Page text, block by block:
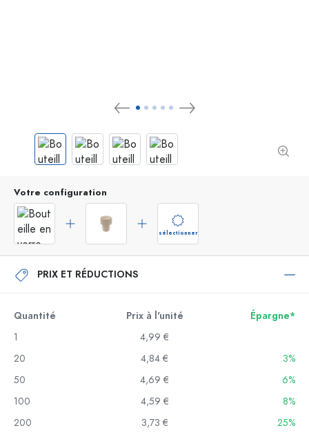
Votre configuration
sélectionner
PRIX ET RÉDUCTIONS
Quantité Prix à l'unité
Épargne*
1
4,99 €
20
4,84 €
3%
50
4,69 €
6%
100
4,59 €
8%
200
3,73 €
25%